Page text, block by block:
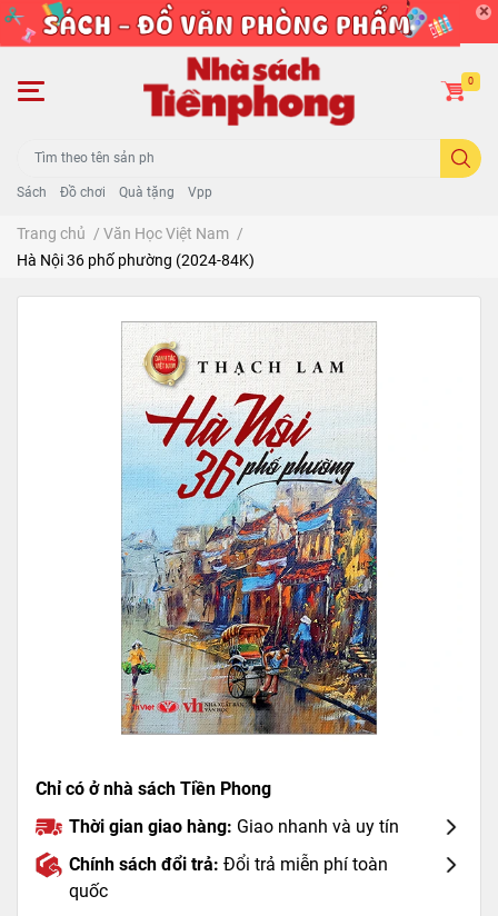
Sách Đồ chơi Quà tặng Vpp
0
Trang chủ / Văn Học Việt Nam /
Hà Nội 36 phố phường (2024-84K)
Chỉ có ở nhà sách Tiền Phong
Thời gian giao hàng: Giao nhanh và uy tín
Chính sách đổi trả: Đổi trả miễn phí toàn
quốc